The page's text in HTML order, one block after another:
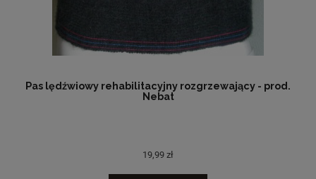
Pas lędźwiowy rehabilitacyjny rozgrzewający - prod.
Nebat
19,99 zł